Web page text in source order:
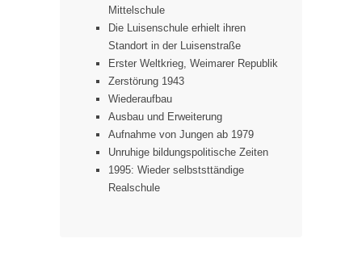
Mittelschule
Die Luisenschule erhielt ihren
Standort in der Luisenstraße
Erster Weltkrieg, Weimarer Republik
Zerstörung 1943
Wiederaufbau
Ausbau und Erweiterung
Aufnahme von Jungen ab 1979
Unruhige bildungspolitische Zeiten
1995: Wieder selbststtändige
Realschule